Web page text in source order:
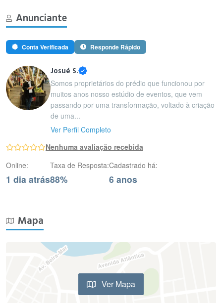
Anunciante
Conta Verificada Responde Rápido
Josué S.
Somos proprietários do prédio que funcionou por
muitos anos nosso estúdio de eventos, que vem
passando por uma transformação, voltado à criação
de uma...
Ver Perfil Completo
Nenhuma avaliação recebida
Online:
1 dia atrás
Taxa de Resposta:
88%
Cadastrado há:
6 anos
Mapa
Ver Mapa